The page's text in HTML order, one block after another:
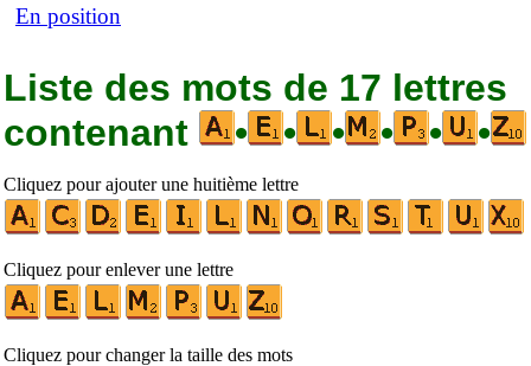
En position
Liste des mots de 17 lettres
contenant
• • • • • •
Cliquez pour ajouter une huitième lettre
Cliquez pour enlever une lettre
Cliquez pour changer la taille des mots